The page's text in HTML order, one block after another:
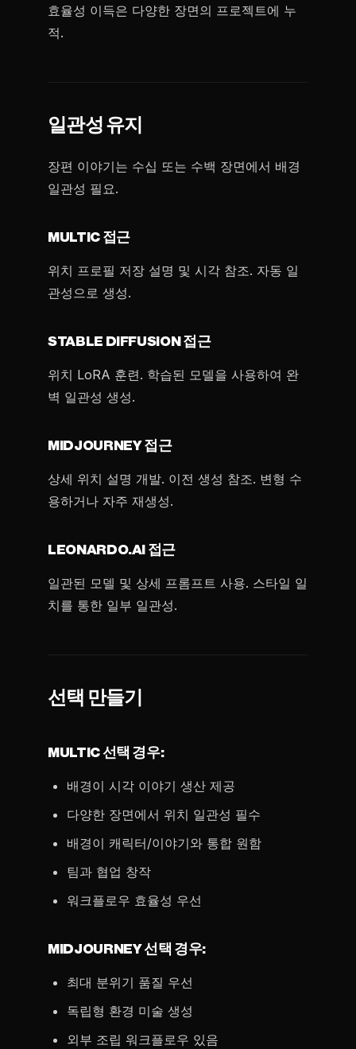
효율성 이득은 다양한 장면의 프로젝트에 누
적.
일관성 유지
장편 이야기는 수십 또는 수백 장면에서 배경
일관성 필요.
MULTIC 접근
위치 프로필 저장 설명 및 시각 참조. 자동 일
관성으로 생성.
STABLE DIFFUSION 접근
위치 LoRA 훈련. 학습된 모델을 사용하여 완
벽 일관성 생성.
MIDJOURNEY 접근
상세 위치 설명 개발. 이전 생성 참조. 변형 수
용하거나 자주 재생성.
LEONARDO.AI 접근
일관된 모델 및 상세 프롬프트 사용. 스타일 일
치를 통한 일부 일관성.
선택 만들기
MULTIC 선택 경우:
배경이 시각 이야기 생산 제공
다양한 장면에서 위치 일관성 필수
배경이 캐릭터/이야기와 통합 원함
팀과 협업 창작
워크플로우 효율성 우선
MIDJOURNEY 선택 경우:
최대 분위기 품질 우선
독립형 환경 미술 생성
외부 조립 워크플로우 있음